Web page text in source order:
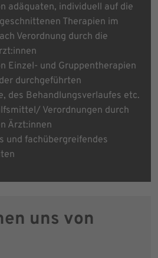
adäquaten, individuell auf die
Therapien im
Verordnung durch die
Einzel- und Gruppentherapien
durchgeführten
des Behandlungsverlaufes etc.
Verordnungen durch
Ärzt:innen
und fachübergreifendes
uns von